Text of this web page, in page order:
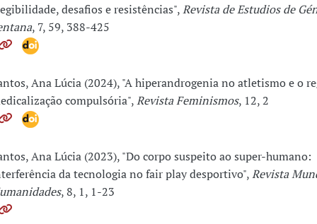
desafios e resistências",Revista de Estudios de
, 7, 59, 388-425
Ana Lúcia (2024), "A hiperandrogenia no atletismo e o
compulsória",Revista Feminismos, 12, 2
Ana Lúcia (2023), "Do corpo suspeito ao super-humano:
da tecnologia no fair play desportivo",Revista
, 8, 1, 1-23